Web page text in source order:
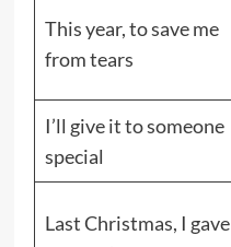
This year, to save me
from tears
I’ll give it to someone
special
Last Christmas, I gave